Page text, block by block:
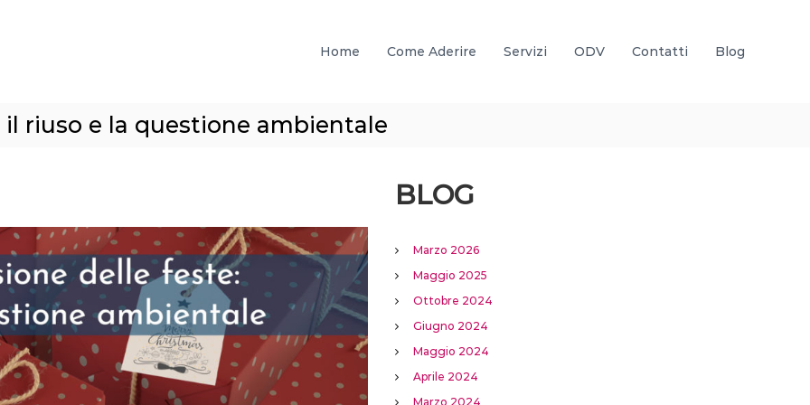
Home Come Aderire Servizi ODV Contatti Blog
riuso e la questione ambientale
BLOG
Marzo 2026
Maggio 2025
Ottobre 2024
Giugno 2024
Maggio 2024
Aprile 2024
Marzo 2024